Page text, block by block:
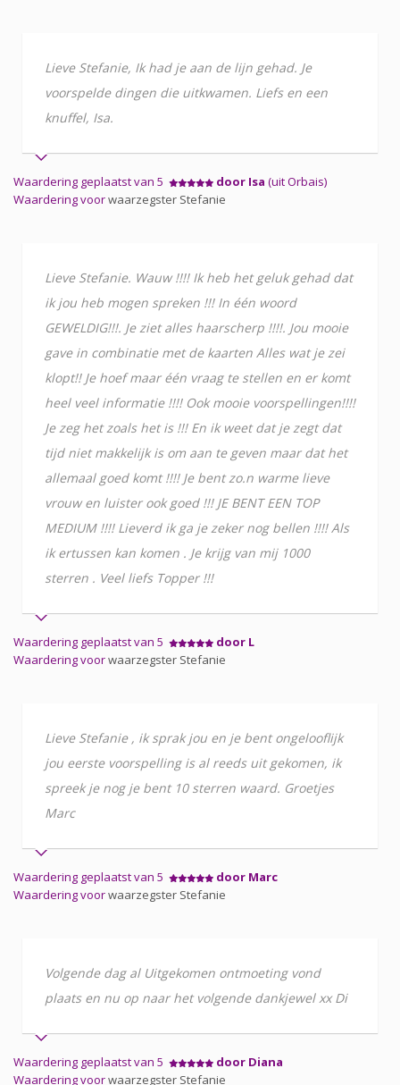
Lieve Stefanie, Ik had je aan de lijn gehad. Je
voorspelde dingen die uitkwamen. Liefs en een
knuffel, Isa.
Waardering geplaatst van 5 door Isa (uit Orbais)
Waardering voorwaarzegster Stefanie
Lieve Stefanie. Wauw !!!! Ik heb het geluk gehad dat
ik jou heb mogen spreken !!! In één woord
GEWELDIG!!!. Je ziet alles haarscherp !!!!. Jou mooie
gave in combinatie met de kaarten Alles wat je zei
klopt!! Je hoef maar één vraag te stellen en er komt
heel veel informatie !!!! Ook mooie voorspellingen!!!!
Je zeg het zoals het is !!! En ik weet dat je zegt dat
tijd niet makkelijk is om aan te geven maar dat het
allemaal goed komt !!!! Je bent zo.n warme lieve
vrouw en luister ook goed !!! JE BENT EEN TOP
MEDIUM !!!! Lieverd ik ga je zeker nog bellen !!!! Als
ik ertussen kan komen . Je krijg van mij 1000
sterren . Veel liefs Topper !!!
Waardering geplaatst van 5
door L
Waardering voorwaarzegster Stefanie
Lieve Stefanie , ik sprak jou en je bent ongelooflijk
jou eerste voorspelling is al reeds uit gekomen, ik
spreek je nog je bent 10 sterren waard. Groetjes
Marc
Waardering geplaatst van 5
door Marc
Waardering voorwaarzegster Stefanie
Volgende dag al Uitgekomen ontmoeting vond
plaats en nu op naar het volgende dankjewel xx Di
Waardering geplaatst van 5
door Diana
Waardering voorwaarzegster Stefanie